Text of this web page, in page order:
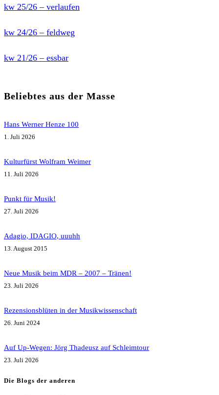
kw 25/26 – verlaufen
kw 24/26 – feldweg
kw 21/26 – essbar
Beliebtes aus der Masse
Hans Werner Henze 100
1. Juli 2026
Kulturfürst Wolfram Weimer
11. Juli 2026
Punkt für Musik!
27. Juli 2026
Adagio, IDAGIO, uuuhh
13. August 2015
Neue Musik beim MDR – 2007 – Tränen!
23. Juli 2026
Rezensionsblüten in der Musikwissenschaft
26. Juni 2024
Auf Up-Wegen: Jörg Thadeusz auf Schleimtour
23. Juli 2026
Die Blogs der anderen